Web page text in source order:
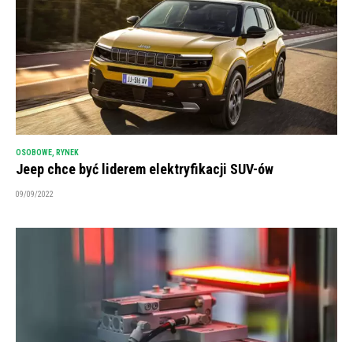
OSOBOWE, RYNEK
Jeep chce być liderem elektryfikacji SUV-ów
09/09/2022